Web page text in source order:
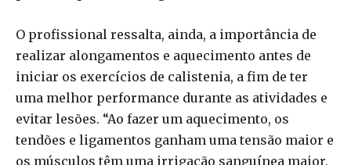
O profissional ressalta, ainda, a importância de
realizar alongamentos e aquecimento antes de
iniciar os exercícios de calistenia, a fim de ter
uma melhor performance durante as atividades e
evitar lesões. “Ao fazer um aquecimento, os
tendões e ligamentos ganham uma tensão maior e
os músculos têm uma irrigação sanguínea maior,